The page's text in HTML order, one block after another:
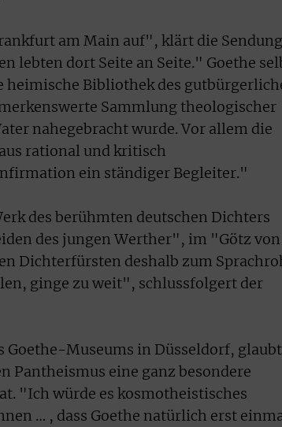
am Main auf", klärt die Sendung
lebten dort Seite an Seite." Goethe
Bibliothek des
Sammlung theologischer
nahegebracht wurde. Vor allem die
rational und kritisch
ein ständiger Begleiter."
des berühmten deutschen Dichters
des jungen Werther", im "Götz von
Dichterfürsten deshalb zum
ginge zu weit", schlussfolgert der
Goethe-Museums in Düsseldorf,
Pantheismus eine ganz besondere
"Ich würde es kosmotheistisches
… , dass Goethe natürlich erst